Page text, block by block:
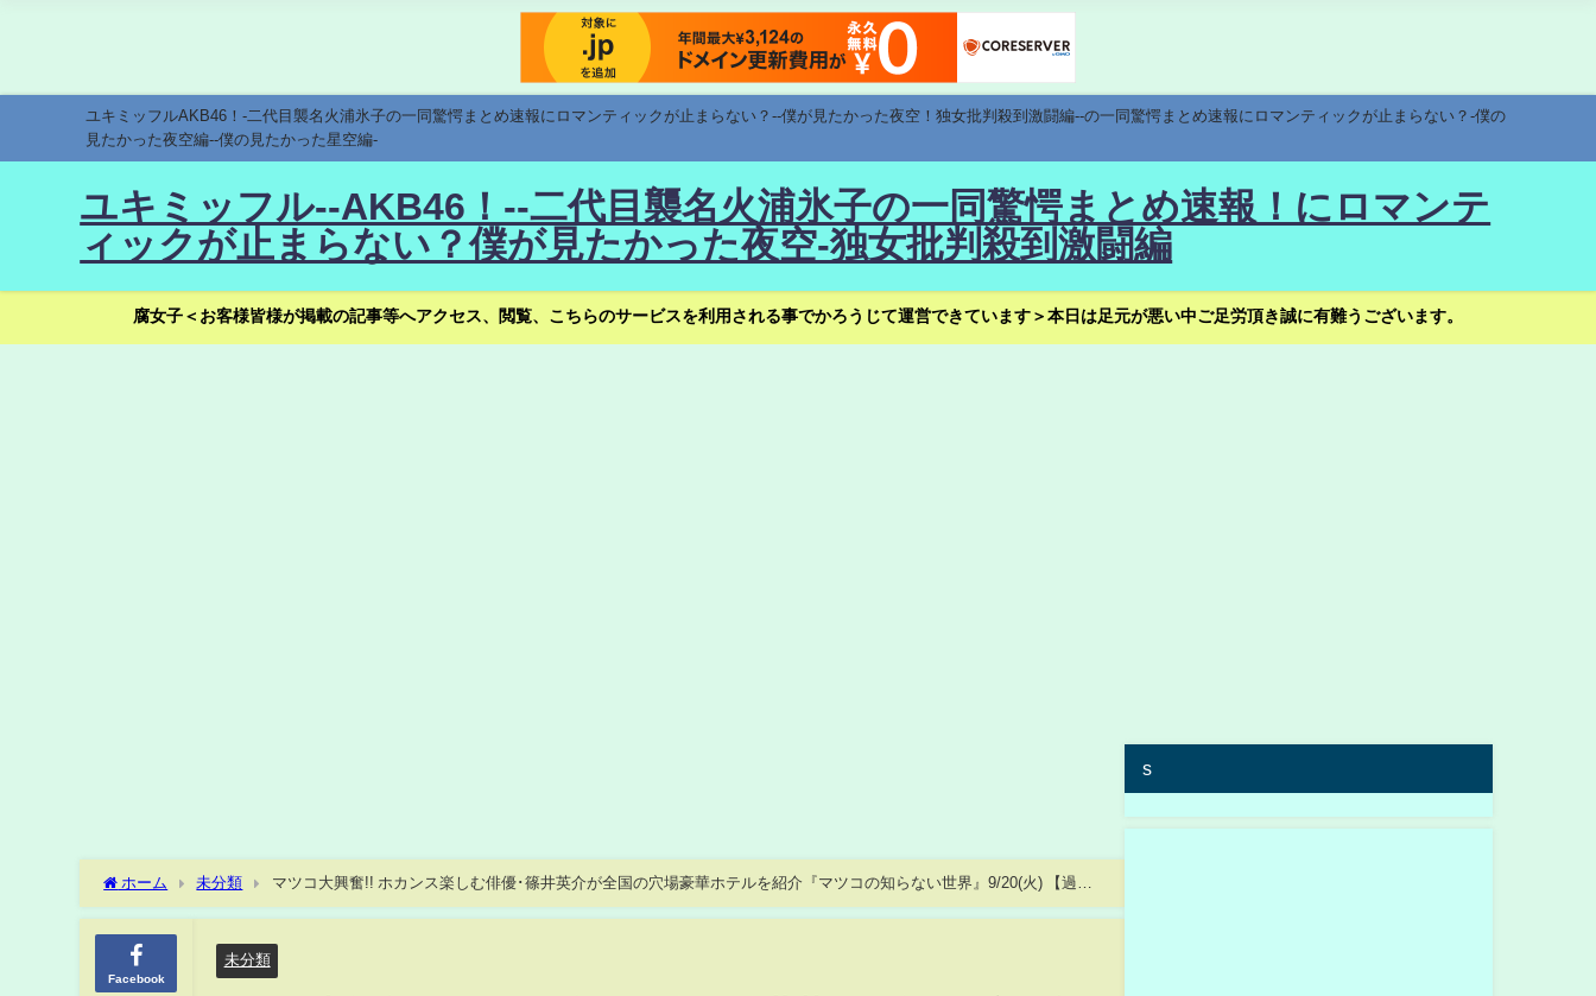
ユキミッフルAKB46！-二代目襲名火浦氷子の一同驚愕まとめ速報にロマンティックが止まらない？--僕が見たかった夜空！独女批判殺到激闘編--の一同驚愕まとめ速報にロマンティックが止まらない？-僕の
見たかった夜空編--僕の見たかった星空編-
ユキミッフル--AKB46！--二代目襲名火浦氷子の一同驚愕まとめ速報！にロマンテ
ィックが止まらない？僕が見たかった夜空-独女批判殺到激闘編
腐女子＜お客様皆様が掲載の記事等へアクセス、閲覧、こちらのサービスを利用される事でかろうじて運営できています＞本日は足元が悪い中ご足労頂き誠に有難うございます。
ホーム 未分類
マツコ大興奮!! ホカンス楽しむ俳優･篠井英介が全国の穴場豪華ホテルを紹介『マツコの知らない世界』9/20(火) 【過去
回はパラビで配信中】
Facebook
未分類
s